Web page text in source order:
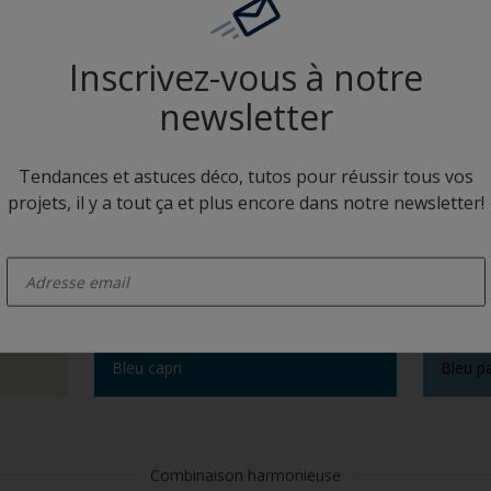
Bleu capri Gris
Camaïeux
Bleu capri Bleu
Combinaison harmonieuse
Inscrivez-vous à notre
newsletter
Tendances et astuces déco, tutos pour réussir tous vos
projets, il y a tout ça et plus encore dans notre newsletter!